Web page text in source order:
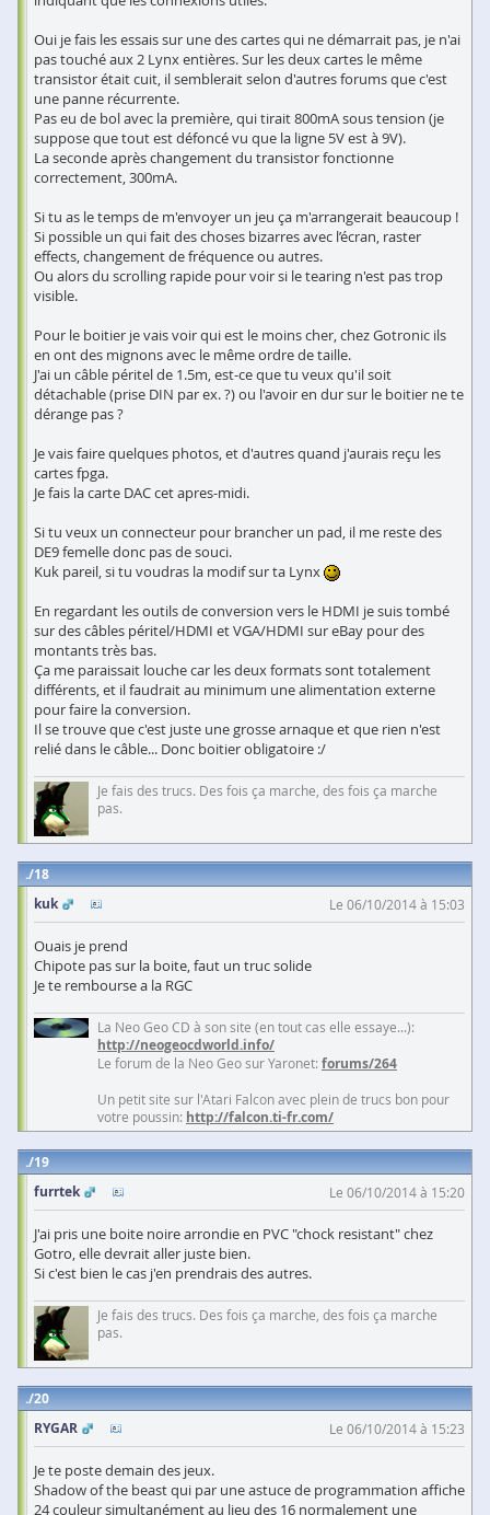
Oui je fais les essais sur une des cartes qui ne démarrait pas, je n'ai
pas touché aux 2 Lynx entières. Sur les deux cartes le même
transistor était cuit, il semblerait selon d'autres forums que c'est
une panne récurrente.
Pas eu de bol avec la première, qui tirait 800mA sous tension (je
suppose que tout est défoncé vu que la ligne 5V est à 9V).
La seconde après changement du transistor fonctionne
correctement, 300mA.
Si tu as le temps de m'envoyer un jeu ça m'arrangerait beaucoup !
Si possible un qui fait des choses bizarres avec l’écran, raster
effects, changement de fréquence ou autres.
Ou alors du scrolling rapide pour voir si le tearing n'est pas trop
visible.
Pour le boitier je vais voir qui est le moins cher, chez Gotronic ils
en ont des mignons avec le même ordre de taille.
J'ai un câble péritel de 1.5m, est-ce que tu veux qu'il soit
détachable (prise DIN par ex. ?) ou l'avoir en dur sur le boitier ne te
dérange pas ?
Je vais faire quelques photos, et d'autres quand j'aurais reçu les
cartes fpga.
Je fais la carte DAC cet apres-midi.
Si tu veux un connecteur pour brancher un pad, il me reste des
DE9 femelle donc pas de souci.
Kuk pareil, si tu voudras la modif sur ta Lynx
En regardant les outils de conversion vers le HDMI je suis tombé
sur des câbles péritel/HDMI et VGA/HDMI sur eBay pour des
montants très bas.
Ça me paraissait louche car les deux formats sont totalement
différents, et il faudrait au minimum une alimentation externe
pour faire la conversion.
Il se trouve que c'est juste une grosse arnaque et que rien n'est
relié dans le câble... Donc boitier obligatoire :/
Je fais des trucs. Des fois ça marche, des fois ça marche
pas.
18
kuk
Le 06/10/2014 à 15:03
Ouais je prend
Chipote pas sur la boite, faut un truc solide
Je te rembourse a la RGC
La Neo Geo CD à son site (en tout cas elle essaye...):
http://neogeocdworld.info/
Le forum de la Neo Geo sur Yaronet: forums/264
Un petit site sur l'Atari Falcon avec plein de trucs bon pour
votre poussin: http://falcon.ti-fr.com/
19
furrtek
Le 06/10/2014 à 15:20
J'ai pris une boite noire arrondie en PVC "chock resistant" chez
Gotro, elle devrait aller juste bien.
Si c'est bien le cas j'en prendrais des autres.
Je fais des trucs. Des fois ça marche, des fois ça marche
pas.
20
RYGAR
Le 06/10/2014 à 15:23
Je te poste demain des jeux.
Shadow of the beast qui par une astuce de programmation affiche
24 couleur simultanément au lieu des 16 normalement une